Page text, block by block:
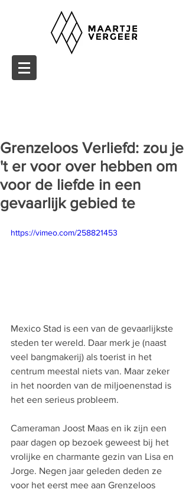
Grenzeloos Verliefd: zou je
't er voor over hebben om
voor de liefde in een
gevaarlijk gebied te
https://vimeo.com/258821453
Mexico Stad is een van de gevaarlijkste
steden ter wereld. Daar merk je (naast
veel bangmakerij) als toerist in het
centrum meestal niets van. Maar zeker
in het noorden van de miljoenenstad is
het een serieus probleem.
Cameraman Joost Maas en ik zijn een
paar dagen op bezoek geweest bij het
vrolijke en charmante gezin van Lisa en
Jorge. Negen jaar geleden deden ze
voor het eerst mee aan Grenzeloos